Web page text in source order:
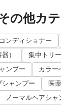
の他カ
ンディショナー
）
集中トリ
ンプー
カラー
シャンプー
医
ノーマルヘアシャ